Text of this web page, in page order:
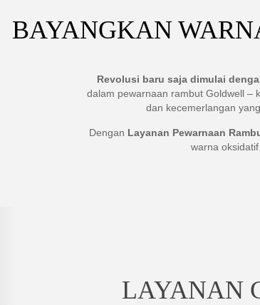
BAYANGKAN
Revolusi baru saja dimulai
dalam pewarnaan rambut Goldwell –
dan kecemerlangan
Dengan Layanan Pewarnaan
warna
LAYANAN